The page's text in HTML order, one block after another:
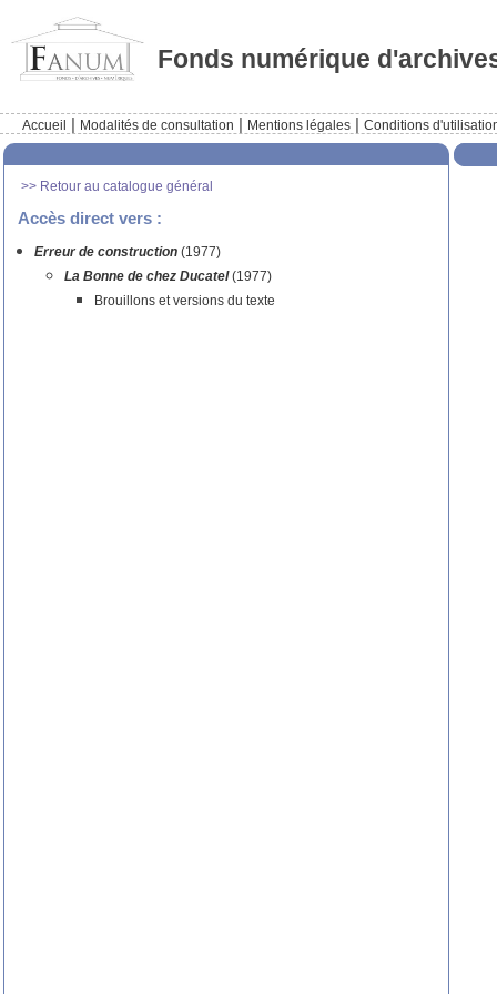
Fonds numérique
Accueil | Modalités de consultation | Mentions légales | Conditions
>> Retour au catalogue général
Accès direct vers :
Erreur de construction (1977)
La Bonne de chez Ducatel(1977)
Brouillons et versions du texte